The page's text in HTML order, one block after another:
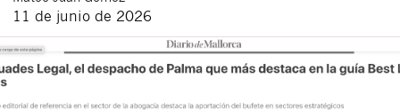
11 de junio de 2026